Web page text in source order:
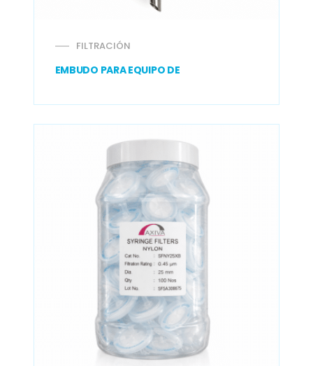
FILTRACIÓN
EMBUDO PARA EQUIPO DE